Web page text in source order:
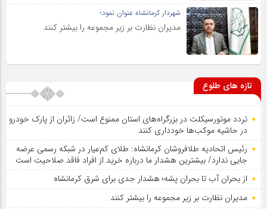
شهردار کرمانشاه عنوان نمود؛
مدیران نظارت بر زیر مجموعه را بیشتر کنند
تازه های طلوع
تردد موتورسیکلت در بزرگراه‌های استان ممنوع است/ زائران از پارک خودرو
در حاشیه موکب‌ها خودداری کنند
رئیس اتحادیه طلافروشان کرمانشاه: طلای کم‌عیار در شبکه رسمی عرضه
جایی ندارد/ بیشترین هشدار ما درباره خرید از افراد فاقد صلاحیت است
از بحران آب تا بحران پشه؛ هشدار جدی برای شرق کرمانشاه
مدیران نظارت بر زیر مجموعه را بیشتر کنند